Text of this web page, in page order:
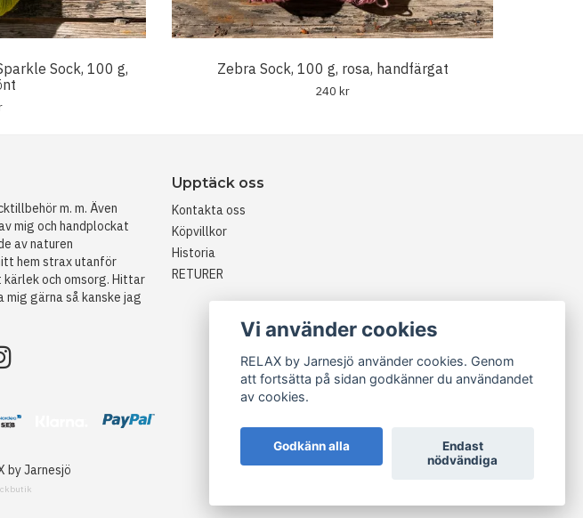
Sock, 100 g,
Zebra Sock, 100 g, rosa, handfärgat
240 kr
m. m. Även
mig och handplockat
av naturen
hem strax utanför
kärlek och omsorg. Hittar
mig gärna så kanske jag
Upptäck oss
Kontakta oss
Köpvillkor
Historia
RETURER
by Jarnesjö
Vi använder cookies
RELAX by Jarnesjö använder cookies. Genom
att fortsätta på sidan godkänner du användandet
av cookies.
Godkänn alla
Endast
nödvändiga